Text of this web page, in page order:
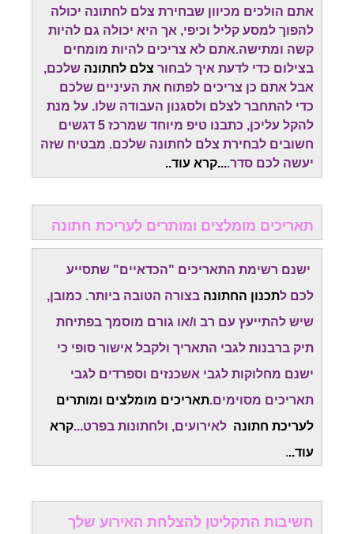
אתם הולכים מכיוון שבחירת צלם לחתונה יכולה
להפוך למסע קליל וכיפי, אך היא יכולה גם להיות
קשה ומתישה.אתם לא צריכים להיות מומחים
בצילום כדי לדעת איך לבחור צלם לחתונה שלכם,
אבל אתם כן צריכים לפתוח את העיניים שלכם
כדי להתחבר לצלם ולסגנון העבודה שלו. על מנת
להקל עליכן, כתבנו טיפ מיוחד שמרכז 5 דגשים
חשובים לבחירת צלם לחתונה שלכם. מבטיח שזה
יעשה לכם סדר....קרא עוד..
תאריכים מומלצים ומותרים לעריכת חתונה
ישנם רשימת התאריכים "הכדאיים" שתסייע
לכם לתכנון החתונה בצורה הטובה ביותר. כמובן,
שיש להתייעץ עם רב ו/או גורם מוסמך בפתיחת
תיק ברבנות לגבי התאריך ולקבל אישור סופי כי
ישנם מחלוקות לגבי אשכנזים וספרדים לגבי
תאריכים מסוימים.תאריכים מומלצים ומותרים
לעריכת חתונה לאירועים, ולחתונות בפרט...קרא
עוד...
חשיבות התקליטן להצלחת האירוע שלך